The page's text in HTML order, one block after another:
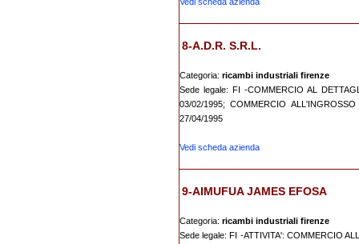
8-A.D.R. S.R.L.
Categoria: ricambi industriali firenze
Sede legale: FI -COMMERCIO AL
03/02/1995; COMMERCIO
27/04/1995
Vedi scheda azienda
9-AIMUFUA JAMES EFOSA
Categoria: ricambi industriali firenze
Sede legale: FI -ATTIVITA': COMMERCIO